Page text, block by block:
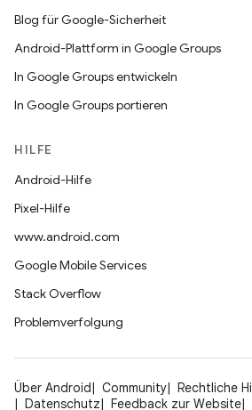
Blog für Google-Sicherheit
Android-Plattform in Google Groups
In Google Groups entwickeln
In Google Groups portieren
HILFE
Android-Hilfe
Pixel-Hilfe
www.android.com
Google Mobile Services
Stack Overflow
Problemverfolgung
Über Android Community Rechtliche
Datenschutz
Feedback zur Website